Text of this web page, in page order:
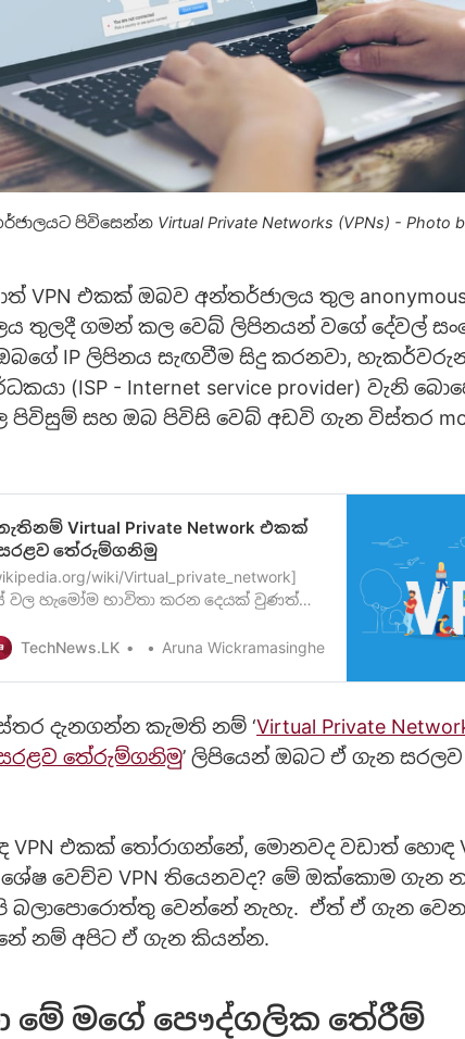
පිවිසෙන්න Virtual Private Networks (VPNs) - Photo
VPN එකක් ඔබව අන්තර්ජාලය තුල
තුලදී ගමන් කල වෙබ් ලිපිනයන් වගේ දේවල්
ඔබගේ IP ලිපිනය සැඟවීම සිදු කරනවා,
(ISP - Internet service provider) වැනි
පිවිසුම් සහ ඔබ පිවිසි වෙබ් අඩවි ගැන විස්තර
Virtual Private Network එකක්
සරළව තේරුම්ගනිමු
wiki/Virtual_private_network]
වල හැමෝම භාවිතා කරන දෙයක් වුණත්
TechNews.LK Aruna Wickramasinghe
දැනගන්න කැමති නම් ‘Virtual Private
තේරුම්ගනිමු’ ලිපියෙන් ඔබට ඒ ගැන
එකක් තෝරාගන්නේ, මොනවද වඩාත් හොඳ
වෙච්ච VPN තියෙනවද? මේ ඔක්කොම ගැන
බලාපොරොත්තු වෙන්නේ නැහැ. ඒත් ඒ ගැන
නම් අපිට ඒ ගැන කියන්න.
මේ මගේ පෞද්ගලික තේරීම්